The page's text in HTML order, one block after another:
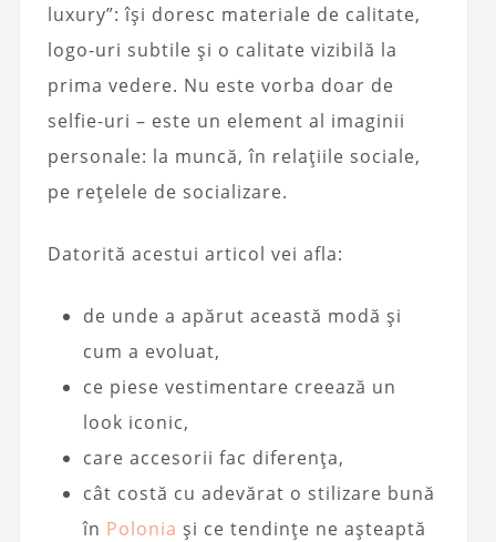
luxury”: își doresc materiale de calitate,
logo-uri subtile și o calitate vizibilă la
prima vedere. Nu este vorba doar de
selfie-uri – este un element al imaginii
personale: la muncă, în relațiile sociale,
pe rețelele de socializare.
Datorită acestui articol vei afla:
de unde a apărut această modă și
cum a evoluat,
ce piese vestimentare creează un
look iconic,
care accesorii fac diferența,
cât costă cu adevărat o stilizare bună
în Polonia și ce tendințe ne așteaptă